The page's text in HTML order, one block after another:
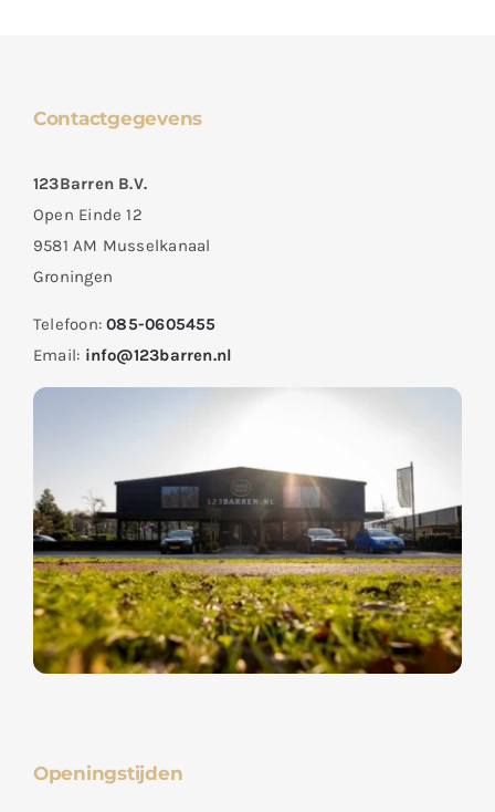
Contactgegevens
123Barren B.V.
Open Einde 12
9581 AM Musselkanaal
Groningen
Telefoon:085-0605455
Email: info@123barren.nl
Openingstijden